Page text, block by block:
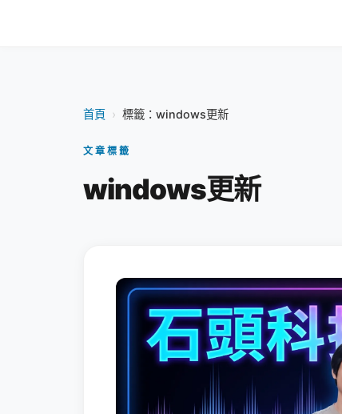
首頁 › 標籤：windows更新
文章標籤
windows更新